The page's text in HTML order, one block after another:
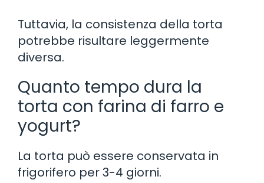
Tuttavia, la consistenza della torta
potrebbe risultare leggermente
diversa.
Quanto tempo dura la
torta con farina di farro e
yogurt?
La torta può essere conservata in
frigorifero per 3-4 giorni.